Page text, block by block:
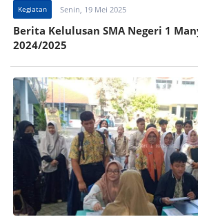
Kegiatan Senin, 19 Mei 2025
Berita Kelulusan SMA Negeri 1
2024/2025